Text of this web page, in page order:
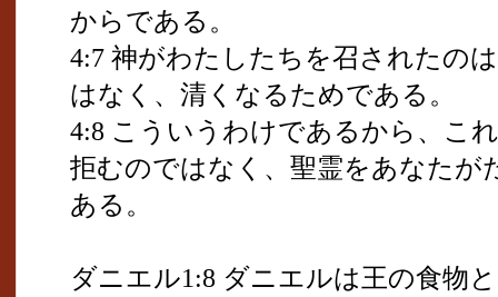
からである。
4:7 神がわたしたちを召されたの
はなく、清くなるためである。
4:8 こういうわけであるから、こ
拒むのではなく、聖霊をあなたが
ある。
ダニエル1:8 ダニエルは王の食物